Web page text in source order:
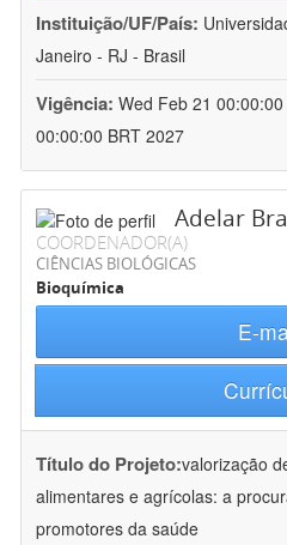
Instituição/UF/País:
Janeiro - RJ - Brasil
Vigência: Wed Feb 21
00:00:00 BRT 2027
Adelar
COORDENADOR(A)
CIÊNCIAS BIOLÓGICAS
Bioquímica
E-
Título do Projeto:valorização
alimentares e agrícolas: a
promotores da saúde